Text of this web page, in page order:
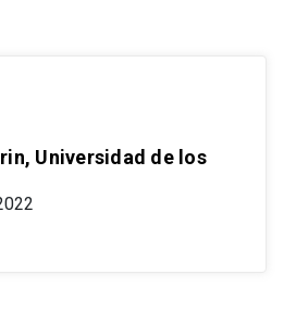
Universidad de los